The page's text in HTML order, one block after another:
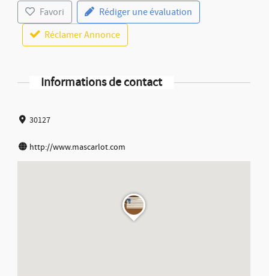
Favori
Rédiger une évaluation
Réclamer Annonce
Informations de contact
30127
http://www.mascarlot.com